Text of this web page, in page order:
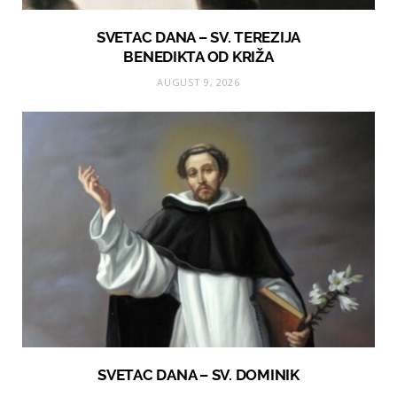
SVETAC DANA – SV. TEREZIJA
BENEDIKTA OD KRIŽA
AUGUST 9, 2026
SVETAC DANA – SV. DOMINIK